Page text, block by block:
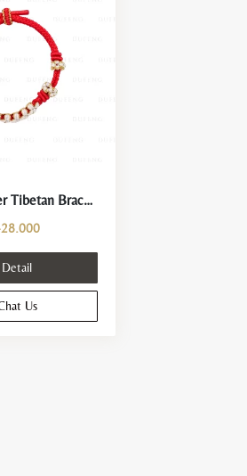
Fortune Flower Tibetan Bracelet
Detail
Us